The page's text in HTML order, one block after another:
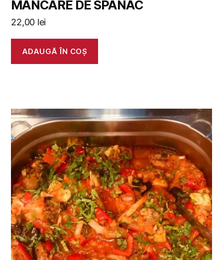
MANCARE DE SPANAC
22,00 lei
ADAUGĂ ÎN COȘ